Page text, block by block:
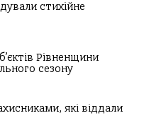
стихійне
Рівненщини
сезону
які віддали